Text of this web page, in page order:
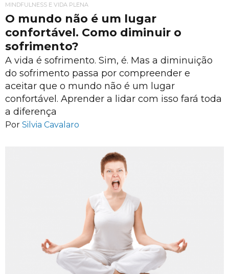
MINDFULNESS E VIDA PLENA
O mundo não é um lugar
confortável. Como diminuir o
sofrimento?
A vida é sofrimento. Sim, é. Mas a diminuição
do sofrimento passa por compreender e
aceitar que o mundo não é um lugar
confortável. Aprender a lidar com isso fará toda
a diferença
Por Silvia Cavalaro